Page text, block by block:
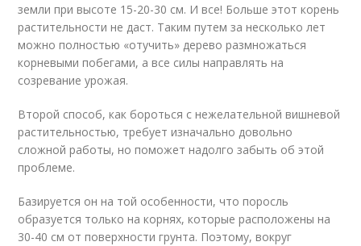
земли при высоте 15-20-30 см. И все! Больше этот корень
растительности не даст. Таким путем за несколько лет
можно полностью «отучить» дерево размножаться
корневыми побегами, а все силы направлять на
созревание урожая.
Второй способ, как бороться с нежелательной вишневой
растительностью, требует изначально довольно
сложной работы, но поможет надолго забыть об этой
проблеме.
Базируется он на той особенности, что поросль
образуется только на корнях, которые расположены на
30-40 см от поверхности грунта. Поэтому, вокруг